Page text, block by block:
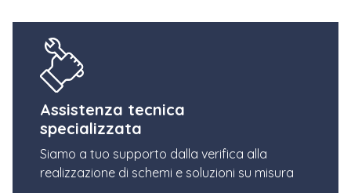
Assistenza tecnica
specializzata
Siamo a tuo supporto dalla verifica alla
realizzazione di schemi e soluzioni su misura